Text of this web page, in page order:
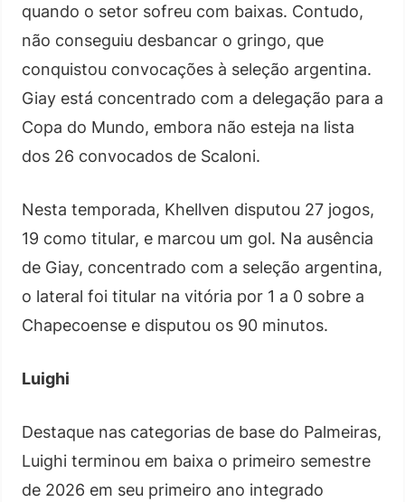
quando o setor sofreu com baixas. Contudo,
não conseguiu desbancar o gringo, que
conquistou convocações à seleção argentina.
Giay está concentrado com a delegação para a
Copa do Mundo, embora não esteja na lista
dos 26 convocados de Scaloni.
Nesta temporada, Khellven disputou 27 jogos,
19 como titular, e marcou um gol. Na ausência
de Giay, concentrado com a seleção argentina,
o lateral foi titular na vitória por 1 a 0 sobre a
Chapecoense e disputou os 90 minutos.
Luighi
Destaque nas categorias de base do Palmeiras,
Luighi terminou em baixa o primeiro semestre
de 2026 em seu primeiro ano integrado